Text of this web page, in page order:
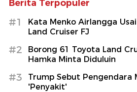
Berita Terpopuler
#1
Kata Menko Airlangga
Land Cruiser FJ
#2
Borong 61 Toyota Land
Hamka Minta Diduluin
#3
Trump Sebut Pengendara
'Penyakit'